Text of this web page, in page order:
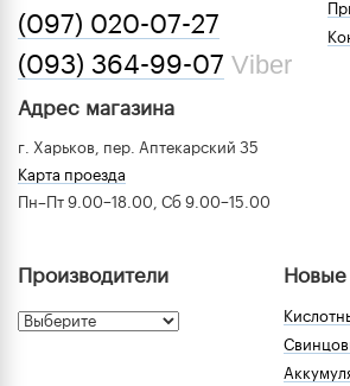
(097) 020-07-27
(093) 364-99-07 Viber
Адрес магазина
г. Харьков, пер. Аптекарский 35
Карта проезда
Пн–Пт 9.00–18.00, Сб 9.00–15.00
Производители Новые